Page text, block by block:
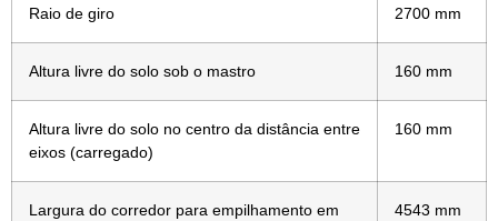
Raio de giro 2700 mm
Altura livre do solo sob o mastro 160 mm
Altura livre do solo no centro da distância entre
eixos (carregado)
160 mm
Largura do corredor para empilhamento em
4543 mm